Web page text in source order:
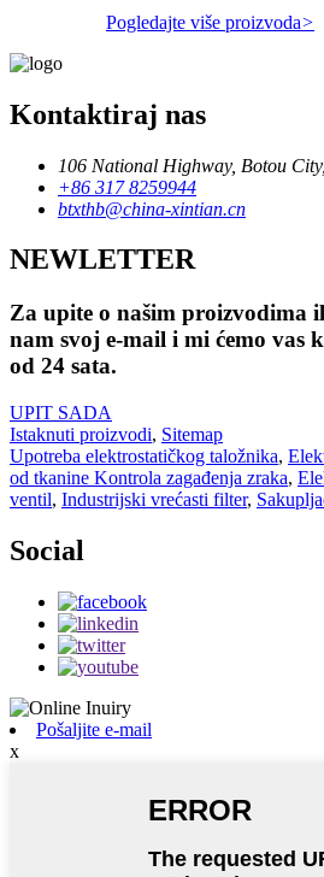
Pogledajte više proizvoda>
Kontaktiraj nas
106 National Highway, Botou
+86 317 8259944
btxthb@china-xintian.cn
NEWLETTER
Za upite o našim proizvodima
nam svoj e-mail i mi ćemo
od 24 sata.
UPIT SADA
Istaknuti proizvodi, Sitemap
Upotreba elektrostatičkog taložnika,
od tkanine Kontrola zagađenja zraka,
ventil, Industrijski vrećasti filter,
Social
Pošaljite e-mail
x